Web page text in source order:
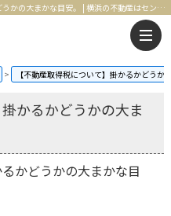
横浜,不動産｜【不動産取得税について】掛かるかどうかの大まかな目安。 | 横浜の不動産はセンチュリー21マイホーム
【不動産取得税について】掛かるかどうか
かるかどうかの大ま
かどうかの大まかな目